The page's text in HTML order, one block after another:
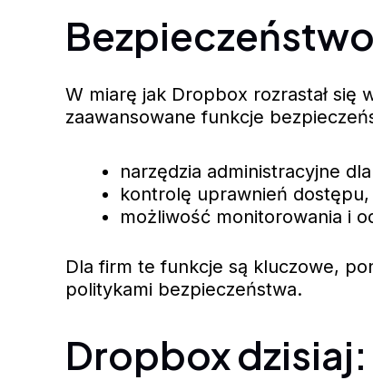
W miarę jak Dropbox rozrastał się
zaawansowane funkcje
narzędzia administracyjne
kontrolę uprawnień dostępu,
możliwość monitorowania i
Dla firm te funkcje są kluczowe,
politykami bezpieczeństwa.
Dropbox